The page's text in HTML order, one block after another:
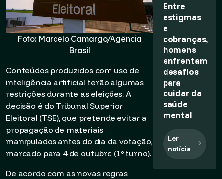
Foto: Marcelo Camargo/Agência
Brasil
Conteúdos produzidos com uso de
inteligência artificial terão algumas
restrições durante as eleições. A
decisão é do Tribunal Superior
Eleitoral (TSE), que pretende evitar a
propagação de materiais
manipulados antes do dia da votação,
marcado para 4 de outubro (1º turno).
De acordo com as novas regras
Entre
estigmas
e
cobranças,
homens
enfrentam
desafios
para
cuidar da
saúde
mental
Ler
notícia